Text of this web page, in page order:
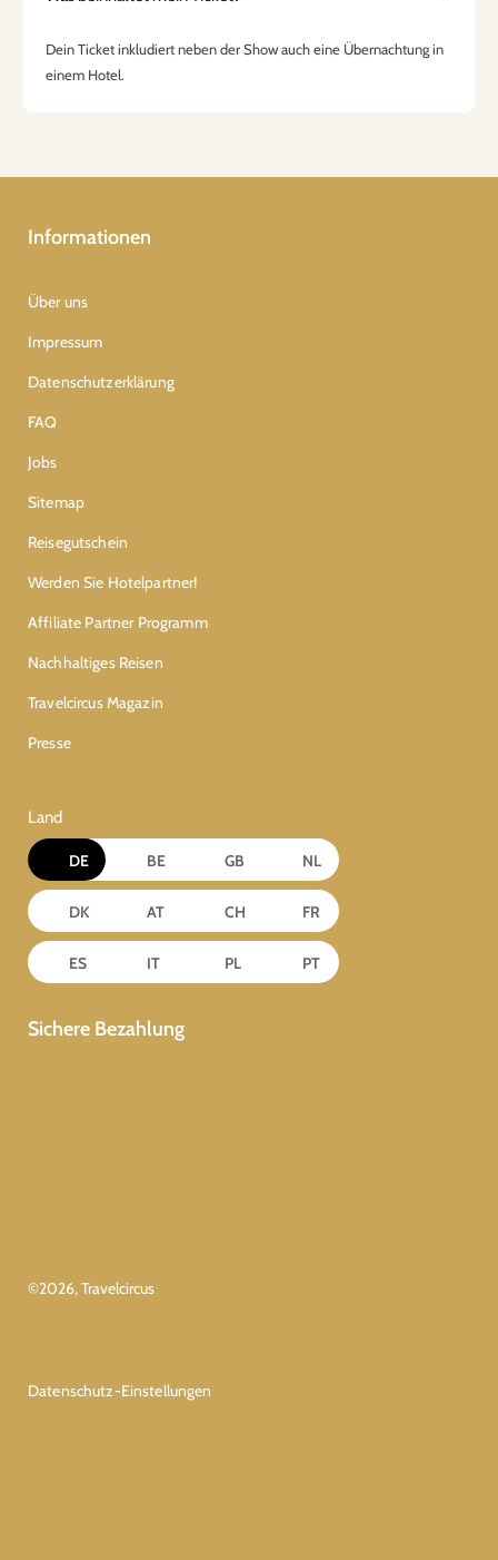
Dein Ticket inkludiert neben der Show auch eine Übernachtung in
einem Hotel.
Informationen
Über uns
Impressum
Datenschutzerklärung
FAQ
Jobs
Sitemap
Reisegutschein
Werden Sie Hotelpartner!
Affiliate Partner Programm
Nachhaltiges Reisen
Travelcircus Magazin
Presse
Land
DE BE GB NL
DK AT CH FR
ES IT PL PT
Sichere Bezahlung
©2026, Travelcircus
Datenschutz-Einstellungen